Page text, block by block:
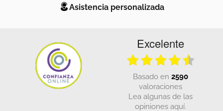
Asistencia personalizada
Excelente
basado en 2590
valoraciones
Lea algunas de las
opiniones aquí.